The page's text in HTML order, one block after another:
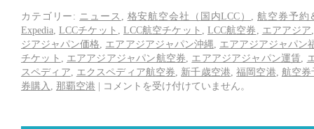
カテゴリー: ニュース 格安航空会社（国内LCC） ,航空券予約
Expedia ,LCCチケット LCC航空チケット ,LCC航空券 エアアジア
ジアジャパン価格
エアアジアジャパン沖縄
エアアジアジャパン
チケット
エアアジアジャパン航空券 エアアジアジャパン運賃
スペディア
エクスペディア航空券 新千歳空港 ,福岡空港 航空券
券購入
那覇空港 | コメントを受け付けていません。